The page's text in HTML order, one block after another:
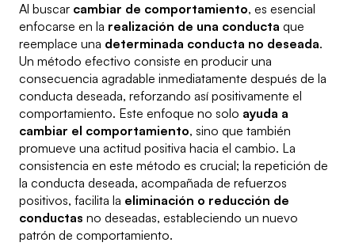
Al buscar cambiar de comportamiento, es esencial
enfocarse en la realización de una conducta que
reemplace una determinada conducta no deseada.
Un método efectivo consiste en producir una
consecuencia agradable inmediatamente después de la
conducta deseada, reforzando así positivamente el
comportamiento. Este enfoque no solo ayuda a
cambiar el comportamiento, sino que también
promueve una actitud positiva hacia el cambio. La
consistencia en este método es crucial; la repetición de
la conducta deseada, acompañada de refuerzos
positivos, facilita la eliminación o reducción de
conductas no deseadas, estableciendo un nuevo
patrón de comportamiento.